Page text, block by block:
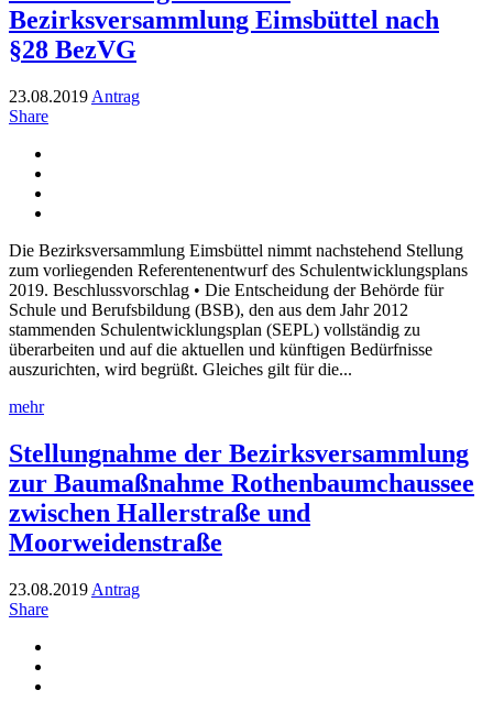
Bezirksversammlung Eimsbüttel nach
§28 BezVG
23.08.2019 Antrag
Share
Die Bezirksversammlung Eimsbüttel nimmt nachstehend Stellung
zum vorliegenden Referentenentwurf des Schulentwicklungsplans
2019. Beschlussvorschlag • Die Entscheidung der Behörde für
Schule und Berufsbildung (BSB), den aus dem Jahr 2012
stammenden Schulentwicklungsplan (SEPL) vollständig zu
überarbeiten und auf die aktuellen und künftigen Bedürfnisse
auszurichten, wird begrüßt. Gleiches gilt für die...
mehr
Stellungnahme der Bezirksversammlung
zur Baumaßnahme Rothenbaumchaussee
zwischen Hallerstraße und
Moorweidenstraße
23.08.2019 Antrag
Share